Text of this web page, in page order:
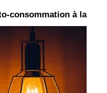
consommation à la